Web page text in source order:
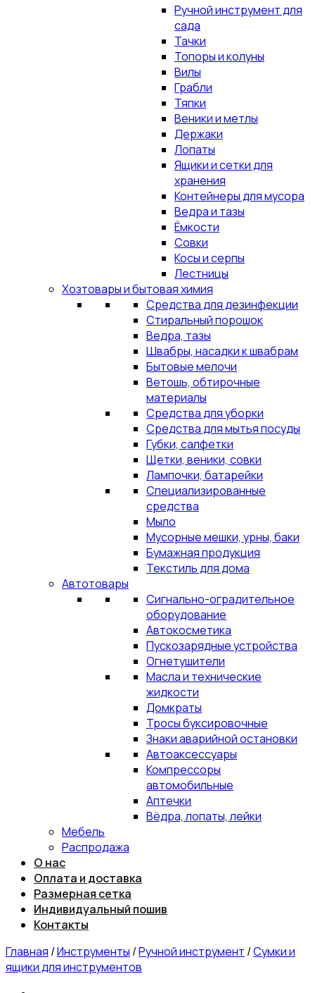
Ручной инструмент для
сада
Тачки
Топоры и колуны
Вилы
Грабли
Тяпки
Веники и метлы
Держаки
Лопаты
Ящики и сетки для
хранения
Контейнеры для мусора
Ведра и тазы
Ёмкости
Совки
Косы и серпы
Лестницы
Хозтовары и бытовая химия
Средства для дезинфекции
Стиральный порошок
Ведра, тазы
Швабры, насадки к швабрам
Бытовые мелочи
Ветошь, обтирочные
материалы
Средства для уборки
Средства для мытья посуды
Губки, салфетки
Щетки, веники, совки
Лампочки, батарейки
Специализированные
средства
Мыло
Мусорные мешки, урны, баки
Бумажная продукция
Текстиль для дома
Автотовары
Сигнально-оградительное
оборудование
Автокосметика
Пускозарядные устройства
Огнетушители
Масла и технические
жидкости
Домкраты
Тросы буксировочные
Знаки аварийной остановки
Автоаксессуары
Компрессоры
автомобильные
Аптечки
Вёдра, лопаты, лейки
Мебель
Распродажа
О нас
Оплата и доставка
Размерная сетка
Индивидуальный пошив
Контакты
Главная /Инструменты /Ручной инструмент /Сумки и
ящики для инструментов